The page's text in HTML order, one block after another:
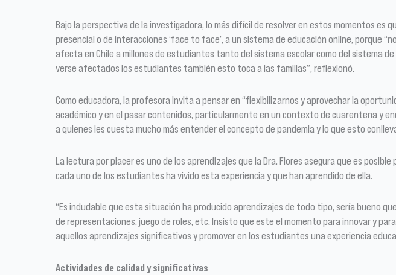
Bajo la perspectiva de la investigadora, lo más difícil de resolver en estos momentos es
presencial o de interacciones ‘face to face’, a un sistema de educación online, porque
afecta en Chile a millones de estudiantes tanto del sistema escolar como del sistema
verse afectados los estudiantes también esto toca a las familias”, reflexionó.
Como educadora, la profesora invita a pensar en “flexibilizarnos y aprovechar la
académico y en el pasar contenidos, particularmente en un contexto de cuarentena y
a quienes les cuesta mucho más entender el concepto de pandemia y lo que esto
La lectura por placer es uno de los aprendizajes que la Dra. Flores asegura que es
cada uno de los estudiantes ha vivido esta experiencia y que han aprendido de ella.
“Es indudable que esta situación ha producido aprendizajes de todo tipo, sería bueno
de representaciones, juego de roles, etc. Insisto que este el momento para innovar y
aquellos aprendizajes significativos y promover en los estudiantes una experiencia
Actividades de calidad y significativas